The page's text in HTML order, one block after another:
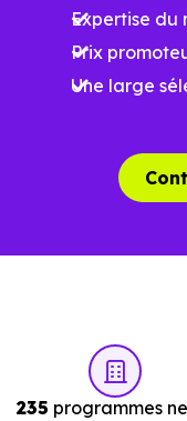
RE2025 et RE2031
Acheter un bien
Expertise du
Prix
Une large
235 programmes